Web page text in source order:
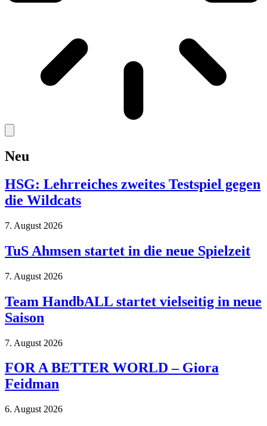
Neu
HSG: Lehrreiches zweites Testspiel gegen
die Wildcats
7. August 2026
TuS Ahmsen startet in die neue Spielzeit
7. August 2026
Team HandbALL startet vielseitig in neue
Saison
7. August 2026
FOR A BETTER WORLD – Giora
Feidman
6. August 2026